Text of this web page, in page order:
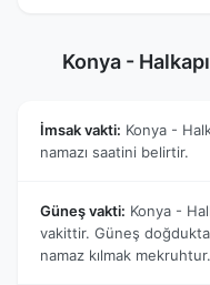
Konya -
İmsak vakti: Konya -
namazı saatini belirtir.
Güneş vakti: Konya -
vakittir. Güneş
namaz kılmak mekruhtur.